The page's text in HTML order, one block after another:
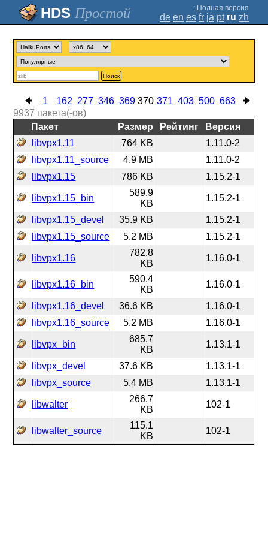
Простой ; Полная версия
de en es fr ja pt ru zh
Поиск
1 162 277 346 369 370 371 403 500 663
9937 пакета(-ов)
Пакет
Размер Рейтинг
Версия
libvpx1.11
764 KB
1.11.0-2
libvpx1.11_source
4.9 MB
1.11.0-2
libvpx1.15
786 KB 1.15.2-1
libvpx1.15_bin
589.9
KB
1.15.2-1
libvpx1.15_devel 35.9 KB
1.15.2-1
libvpx1.15_source
5.2 MB 1.15.2-1
libvpx1.16
782.8
KB
1.16.0-1
libvpx1.16_bin
590.4
KB
1.16.0-1
libvpx1.16_devel 36.6 KB
1.16.0-1
libvpx1.16_source
5.2 MB 1.16.0-1
libvpx_bin
685.7
KB
1.13.1-1
libvpx_devel 37.6 KB
1.13.1-1
libvpx_source
5.4 MB 1.13.1-1
libwalter
266.7
KB
102-1
libwalter_source
115.1
KB
102-1